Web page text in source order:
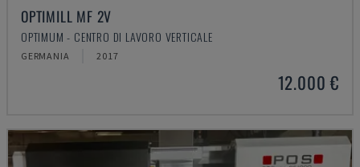
OPTIMILL MF 2V
OPTIMUM - CENTRO DI LAVORO VERTICALE
GERMANIA 2017
12.000 €